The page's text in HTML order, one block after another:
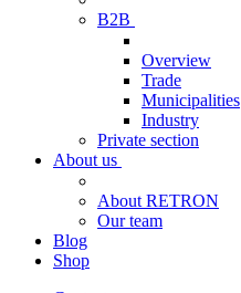
B2B
Overview
Trade
Municipalities
Industry
Private section
About us
About RETRON
Our team
Blog
Shop